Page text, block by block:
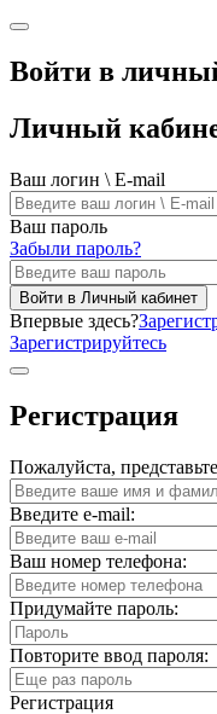
Войти в
Личный
Ваш логин \ E-mail
Ваш пароль
Забыли пароль?
Войти в Личный кабинет
Впервые здесь?
Зарегистрируйтесь
Регистрация
Пожалуйста,
Введите e-mail:
Ваш номер телефона:
Придумайте пароль:
Повторите ввод пароля:
Регистрация